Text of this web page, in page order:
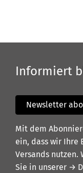
Informiert
Newsletter
Mit dem
ein, dass wir Ihre
Versands
Sie in unserer →